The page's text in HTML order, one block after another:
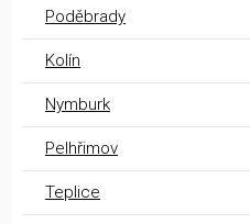
Poděbrady
Kolín
Nymburk
Pelhřimov
Teplice